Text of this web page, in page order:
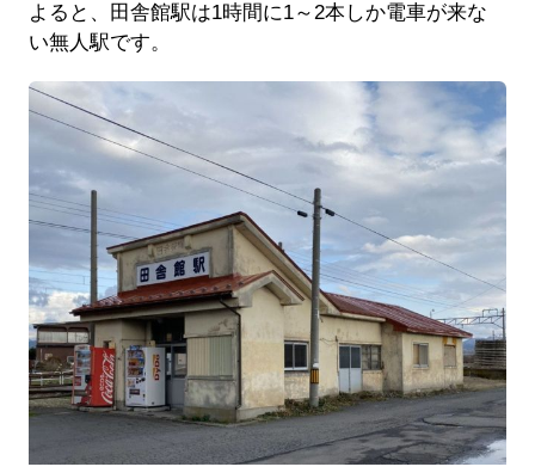
よると、田舎館駅は1時間に1～2本しか電車が来な
い無人駅です。